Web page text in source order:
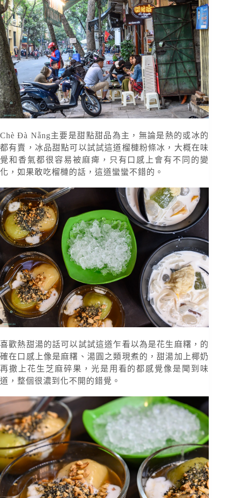
Chè Đà Nẵng主要是甜點甜品為主，無論是熱的或冰的
都有賣，冰品甜點可以試試這道榴槤粉條冰，大概在味
覺和香氣都很容易被麻痺，只有口感上會有不同的變
化，如果敢吃榴槤的話，這道蠻蠻不錯的。
喜歡熱甜湯的話可以試試這道乍看以為是花生麻糬，的
確在口感上像是麻糬、湯圓之類現煮的，甜湯加上椰奶
再撒上花生芝麻碎果，光是用看的都感覺像是聞到味
道，整個很濃到化不開的錯覺。